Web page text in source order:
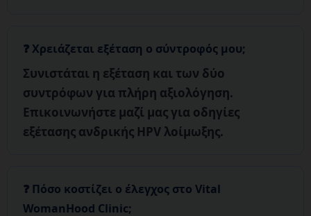
Χρειάζεται εξέταση ο σύντροφός μου;
Συνιστάται η εξέταση και των δύο
συντρόφων για πλήρη αξιολόγηση.
Επικοινωνήστε μαζί μας για οδηγίες
εξέτασης ανδρικής HPV λοίμωξης.
Πόσο κοστίζει ο έλεγχος στο Vital
WomanHood Clinic;